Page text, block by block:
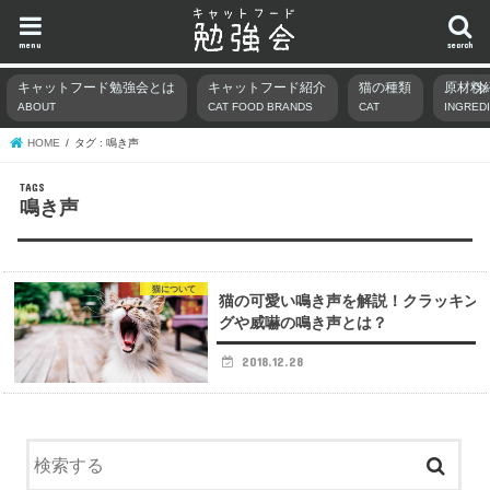
search
menu
キャットフード勉強会とは
ABOUT
キャットフード紹介
CAT FOOD BRANDS
猫の種類
CAT
原材料
HOME タグ : 鳴き声
鳴き声
猫について
猫の可愛い鳴き声を解説！クラッキン
グや威嚇の鳴き声とは？
2018.12.28